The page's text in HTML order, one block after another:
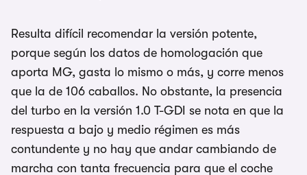
Resulta difícil recomendar la versión potente,
porque según los datos de homologación que
aporta MG, gasta lo mismo o más, y corre menos
que la de 106 caballos. No obstante, la presencia
del turbo en la versión 1.0 T-GDI se nota en que la
respuesta a bajo y medio régimen es más
contundente y no hay que andar cambiando de
marcha con tanta frecuencia para que el coche